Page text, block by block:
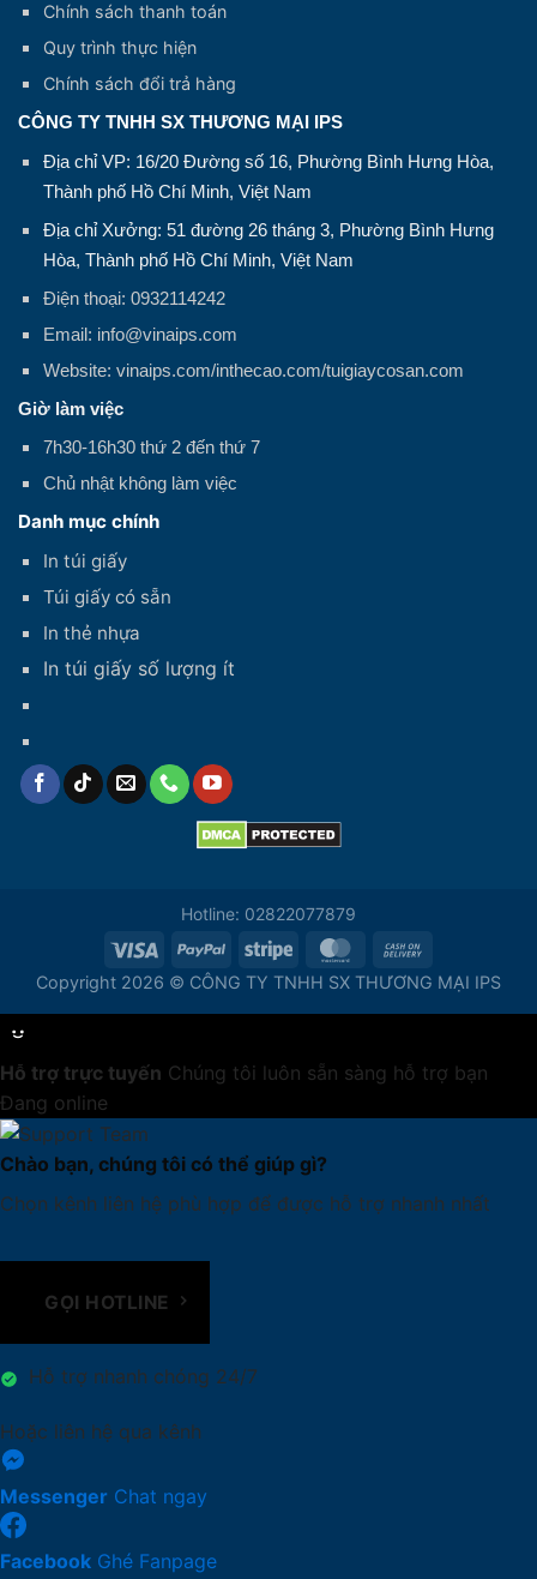
Chính sách thanh toán
Quy trình thực hiện
Chính sách đổi trả hàng
CÔNG TY TNHH SX THƯƠNG MẠI IPS
Địa chỉ VP: 16/20 Đường số 16, Phường Bình Hưng Hòa,
Thành phố Hồ Chí Minh, Việt Nam
Địa chỉ Xưởng: 51 đường 26 tháng 3, Phường Bình Hưng
Hòa, Thành phố Hồ Chí Minh, Việt Nam
Điện thoại: 0932114242
Email: info@vinaips.com
Website: vinaips.com/inthecao.com/tuigiaycosan.com
Giờ làm việc
7h30-16h30 thứ 2 đến thứ 7
Chủ nhật không làm việc
Danh mục chính
In túi giấy
Túi giấy có sẵn
In thẻ nhựa
In túi giấy số lượng ít
Hotline: 02822077879
Copyright 2026 © CÔNG TY TNHH SX THƯƠNG MẠI IPS
Hỗ trợ trực tuyến Chúng tôi luôn sẵn sàng hỗ trợ bạn
Đang online
Chào bạn, chúng tôi có thể giúp gì?
Chọn kênh liên hệ phù hợp để được hỗ trợ nhanh nhất
GỌI HOTLINE
Hỗ trợ nhanh chóng 24/7
Hoặc liên hệ qua kênh
Messenger Chat ngay
Facebook Ghé Fanpage